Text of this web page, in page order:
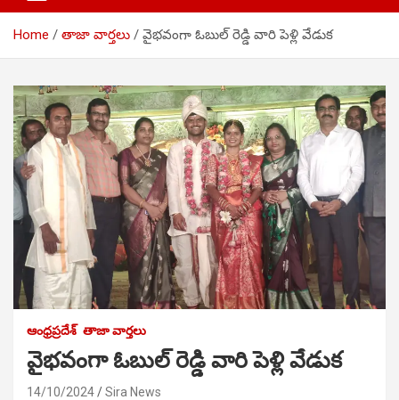
Home తాజా వార్తలు వైభవంగా ఓబుల్ రెడ్డి వారి పెళ్లి వేడుక
ఆంధ్రప్రదేశ్ తాజా వార్తలు
వైభవంగా ఓబుల్ రెడ్డి వారి పెళ్లి వేడుక
14/10/2024
Sira News